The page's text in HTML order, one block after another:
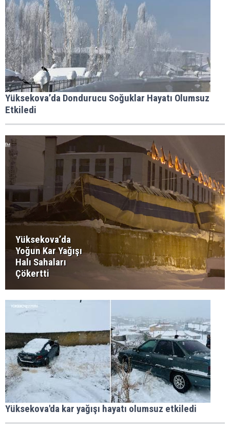
Yüksekova’da Dondurucu Soğuklar Hayatı Olumsuz
Etkiledi
Yüksekova’da
Yoğun Kar Yağışı
Halı Sahaları
Çökertti
Yüksekova'da kar yağışı hayatı olumsuz etkiledi